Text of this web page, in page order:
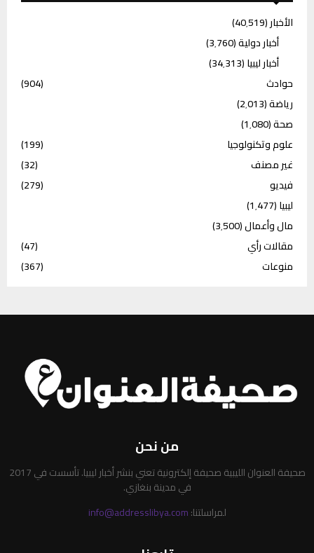
الأخبار(40٬519)
أخبار دولية(3٬760)
أخبار ليبيا(34٬313)
حوادث
(904)
رياضة(2٬013)
صحة(1٬080)
علوم وتكنولوجيا
(199)
غير مصنف
(32)
فيديو
(279)
ليبيا(1٬477)
مال وأعمال(3٬500)
مقالات رأي
(47)
منوعات
(367)
من نحن
صحيفة العنوان الليبية صحيفة إلكترونية تعني بنشر أخبار ليبيا. تأسست في 2017
في مدينة بنغازي.
لمراسلتنا:info@addresslibya.com